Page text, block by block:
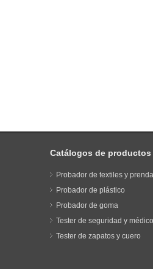
Catálogos de productos
Probador de textiles y
Probador de plástico
Probador de goma
Tester de seguridad y médico
Tester de zapatos y cuero